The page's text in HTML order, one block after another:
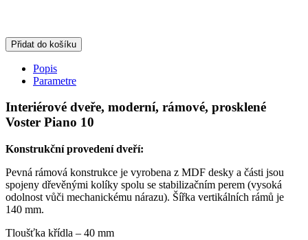
Přidat do košíku
Popis
Parametre
Interiérové dveře, moderní, rámové, prosklené
Voster Piano 10
Konstrukční provedení dveří:
Pevná rámová konstrukce je vyrobena z MDF desky a části jsou
spojeny dřevěnými kolíky spolu se stabilizačním perem (vysoká
odolnost vůči mechanickému nárazu). Šířka vertikálních rámů je
140 mm.
Tloušťka křídla – 40 mm